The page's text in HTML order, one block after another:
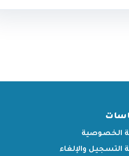
الخصوصية
والإلغاء